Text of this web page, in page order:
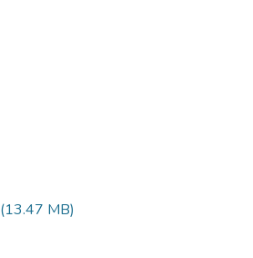
(13.47 MB)